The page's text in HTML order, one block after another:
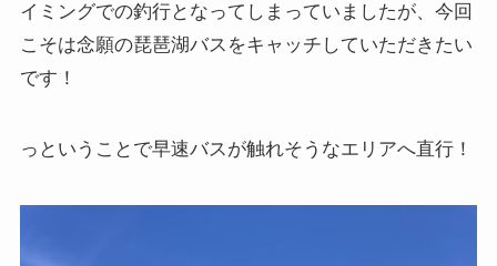
イミングでの釣行となってしまっていましたが、今回
こそは念願の琵琶湖バスをキャッチしていただきたい
です！
っということで早速バスが触れそうなエリアへ直行！